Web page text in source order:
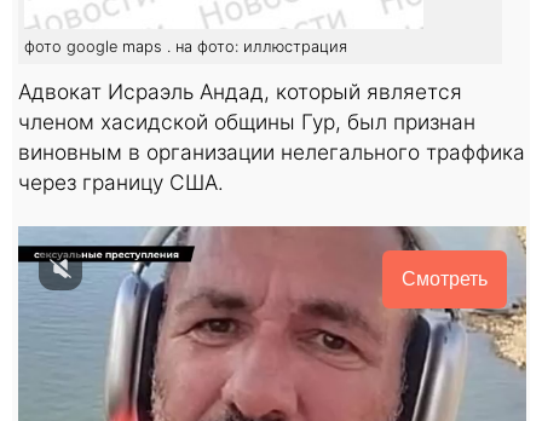
фото google maps . на фото: иллюстрация
Адвокат Исраэль Андад, который является
членом хасидской общины Гур, был признан
виновным в организации нелегального траффика
через границу США.
Смотреть